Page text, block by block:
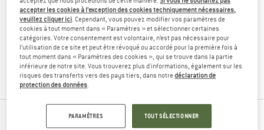
recommandons de prendre la plus grande.
Vous n'avez pas commandé la bonne taille? Pas de
problème, renvoyez-nous l'article! Vous pouvezretourner
votre commande facilement et simplement dans les 100
jours.
NOS BEST-SELLERS POUR VOUS
accepter les cookies à l’exception des cookies techniquement nécessaires,
veuillez cliquer ici. Cependant, vous pouvez modifier vos paramètres de
cookies à tout moment dans « Paramètres » et sélectionner certaines
catégories. Votre consentement est volontaire, n’est pas nécessaire pour
l’utilisation de ce site et peut être révoqué ou accordé pour la première fois à
tout moment dans « Paramètres des cookies », qui se trouve dans la partie
inférieure de notre site. Vous trouverez plus d'informations, également sur les
risques des transferts vers des pays tiers, dans notredéclaration de
protection des données.
PARAMÈTRES TOUT SÉLECTIONNER